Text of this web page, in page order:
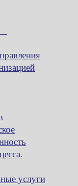
услуги